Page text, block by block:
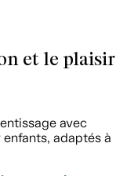
et le plaisir
avec
adaptés à